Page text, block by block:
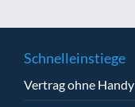
Schnelleinstiege
Vertrag ohne Handy